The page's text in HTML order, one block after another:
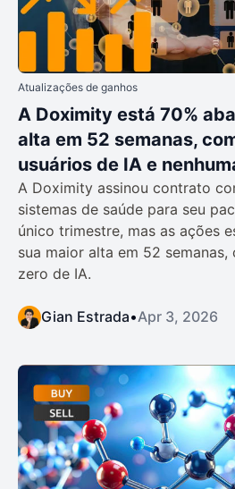
Atualizações de ganhos
A Doximity está 70%
alta em 52 semanas,
usuários de IA e
A Doximity assinou contrato
sistemas de saúde para seu
único trimestre, mas as ações
sua maior alta em 52
zero de IA.
Gian Estrada•Apr 3, 2026